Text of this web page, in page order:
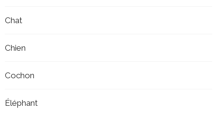
Chat
Chien
Cochon
Éléphant